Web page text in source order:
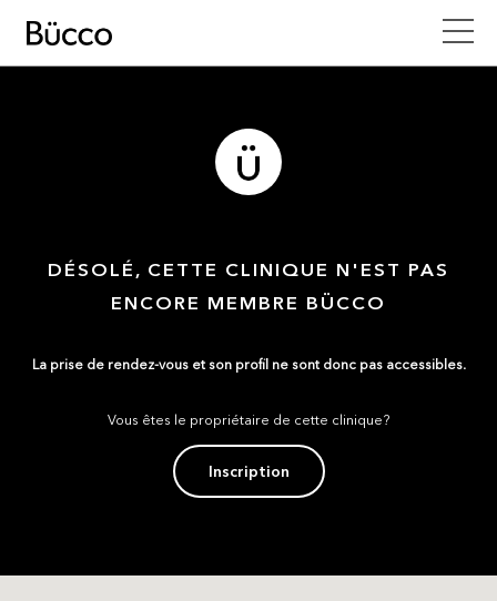
DÉSOLÉ, CETTE CLINIQUE N'EST PAS
ENCORE MEMBRE BÜCCO
La prise de rendez-vous et son profil ne sont donc pas accessibles.
Vous êtes le propriétaire de cette clinique?
Inscription